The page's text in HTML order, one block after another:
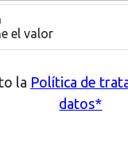
la Polí­tica de
datos*